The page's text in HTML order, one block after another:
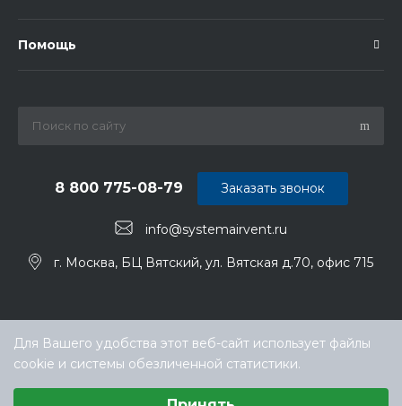
Помощь
info@systemairvent.ru
8 800 775-08-79
г. Москва, БЦ Вятский, ул. Вятская д.70, офис 715
Заказать звонок
Для Вашего удобства этот веб-сайт использует файлы
cookie и системы обезличенной статистики.